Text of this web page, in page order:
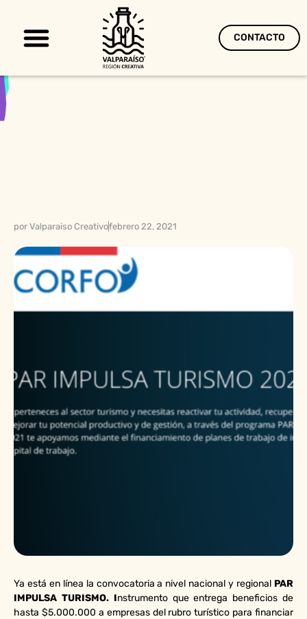
CONTACTO
por Valparaiso Creativofebrero 22, 2021
Ya está en línea la convocatoria a nivel nacional y regional PAR
IMPULSA TURISMO. Instrumento que entrega beneficios de
hasta $5.000.000 a empresas del rubro turístico para financiar